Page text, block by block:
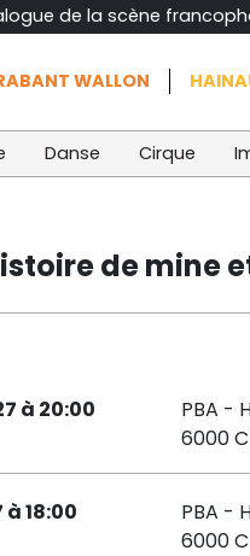
de la scène
WALLON
Danse Cirque
de mine
à 20:00
PBA -
6000
18:00
PBA -
6000